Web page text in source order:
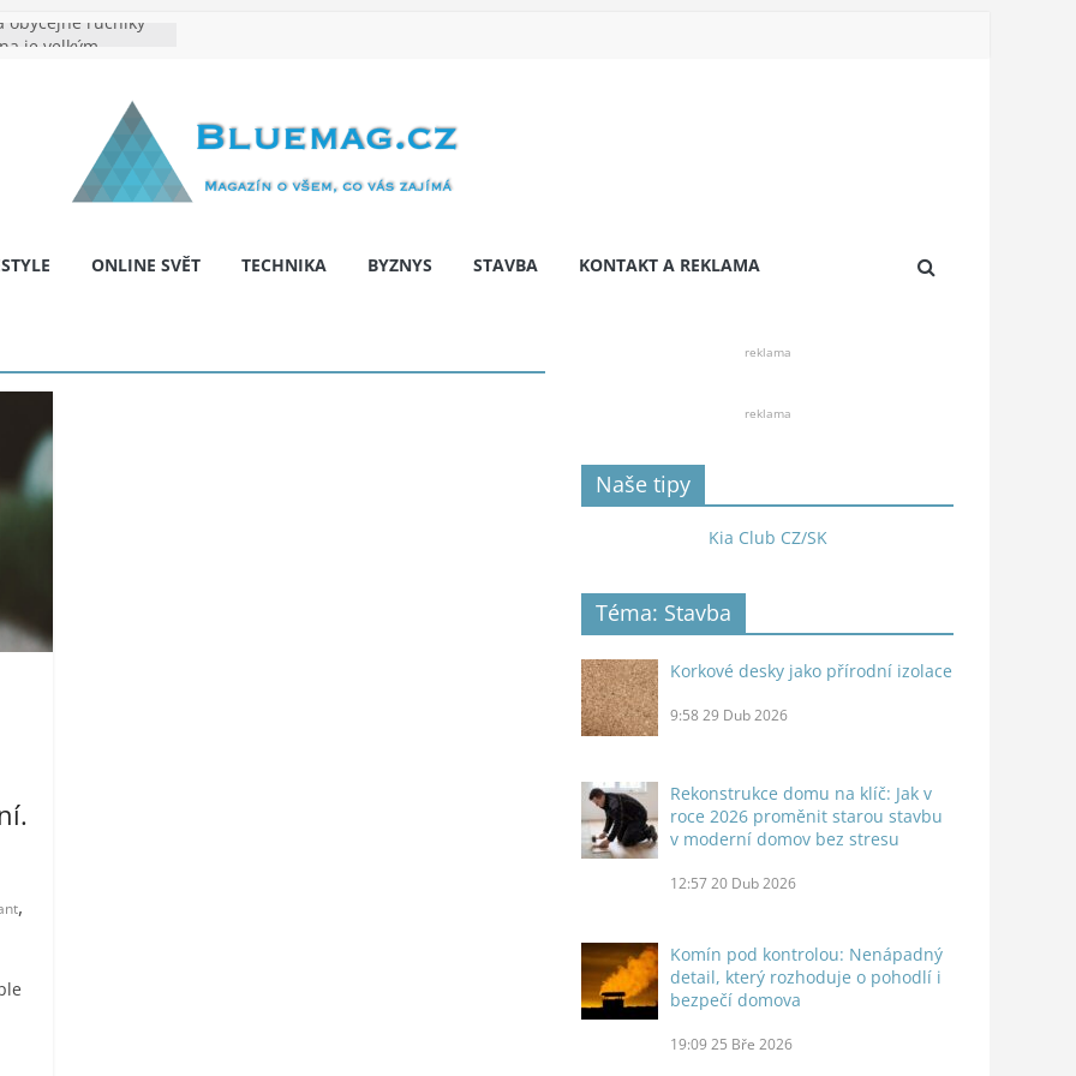
obyčejné ručníky
Na co myslet, aby
pár let nepřekvapila
bariér: když auto
ONLINE SVĚT TECHNIKA BYZNYS STAVBA KONTAKT A REKLAMA
,
reklama
reklama
Naše tipy
Kia Club CZ/SK
Téma: Stavba
Korkové desky jako přírodní izolace
9:58 29 Dub 2026
Rekonstrukce domu na klíč: Jak v
roce 2026 proměnit starou stavbu
v moderní domov bez stresu
12:57 20 Dub 2026
Komín pod kontrolou: Nenápadný
detail, který rozhoduje o pohodlí i
bezpečí domova
19:09 25 Bře 2026